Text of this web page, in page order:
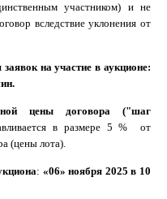
участником) и не
вследствие уклонения от
на участие в аукционе:
цены договора ("шаг
в размере 5 % от
(цены лота).
: «06» ноября 2025 в 10